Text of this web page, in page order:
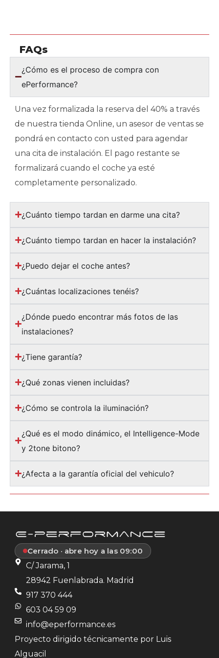
FAQs
¿Cómo es el proceso de compra con
ePerformance?
Una vez formalizada la reserva del 40% a través
de nuestra tienda Online, un asesor de ventas se
pondrá en contacto con usted para agendar
una cita de instalación. El pago restante se
formalizará cuando el coche ya esté
completamente personalizado.
¿Cuánto tiempo tardan en darme una cita?
¿Cuánto tiempo tardan en hacer la instalación?
¿Puedo dejar el coche antes?
¿Cuántas localizaciones tenéis?
¿Dónde puedo encontrar más fotos de las
instalaciones?
¿Tiene garantía?
¿Qué zonas vienen incluidas?
¿Cómo se controla la iluminación?
¿Qué es el modo dinámico, el Intelligence-Mode
y 2tone bitono?
¿Afecta a la garantía oficial del vehiculo?
Cerrado · abre hoy a las 09:00
C/ Jarama, 1
28942 Fuenlabrada. Madrid
917 370 444
603 04 59 09
info@eperformance.es
Proyecto dirigido técnicamente por Luis
Alguacil